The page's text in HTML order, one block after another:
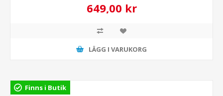
649,00 kr
LÄGG I VARUKORG
Finns i Butik